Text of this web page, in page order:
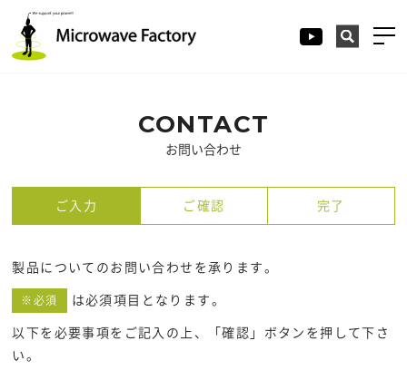
CONTACT
お問い合わせ
ご入力 ご確認 完了
製品についてのお問い合わせを承ります。
※必須
は必須項目となります。
以下を必要事項をご記入の上、「確認」ボタンを押して下さ
い。